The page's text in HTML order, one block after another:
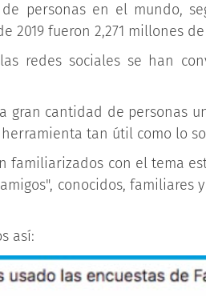
personas en el mundo,
2019 fueron 2,271 millones
redes sociales se han
gran cantidad de personas
tan útil como lo
familiarizados con el tema
conocidos, familiares
así: